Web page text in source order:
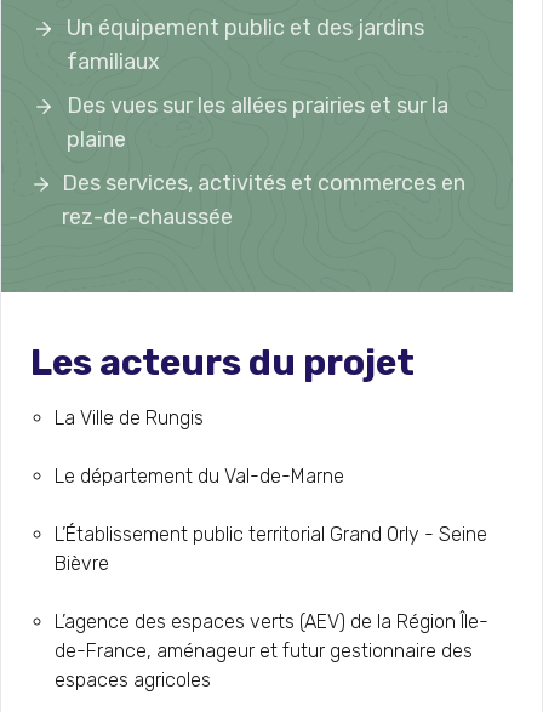
Un équipement public et des jardins
familiaux
Des vues sur les allées prairies et sur la
plaine
Des services, activités et commerces en
rez-de-chaussée
Les acteurs du projet
La Ville de Rungis
Le département du Val-de-Marne
L’Établissement public territorial Grand Orly - Seine
Bièvre
L’agence des espaces verts (AEV) de la Région Île-
de-France, aménageur et futur gestionnaire des
espaces agricoles